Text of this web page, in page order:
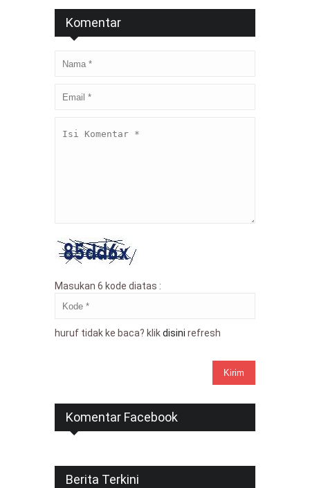
Komentar
Masukan 6 kode diatas :
huruf tidak ke baca? klikdisini refresh
Komentar Facebook
Berita Terkini